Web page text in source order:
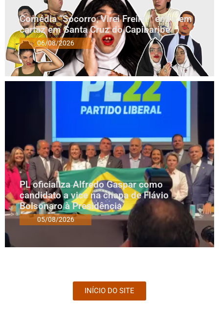
Comédia “Socorro, Virei Freira!” entra em
cartaz em Santa Cruz do Capibaribe
06/08/2026
PL oficializa Alfredo Gaspar como
candidato a vice na chapa de Flávio
Bolsonaro à Presidência
05/08/2026
INÍCIO DO SITE